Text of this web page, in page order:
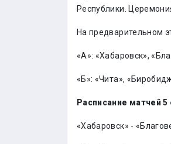
Республики.
На предварительном
«А»: «Хабаровск»,
«Б»: «Чита»,
Расписание матчей 5
«Хабаровск» -